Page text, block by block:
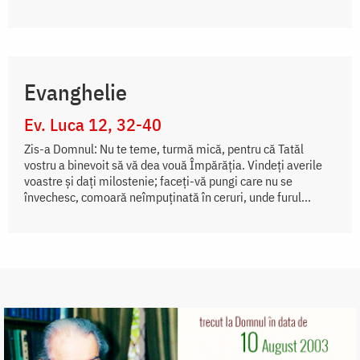
Evanghelie
Ev. Luca 12, 32-40
Zis-a Domnul: Nu te teme, turmă mică, pentru că Tatăl
vostru a binevoit să vă dea vouă Împărăția. Vindeți averile
voastre și dați milostenie; faceți-vă pungi care nu se
învechesc, comoară neîmpuținată în ceruri, unde furul...